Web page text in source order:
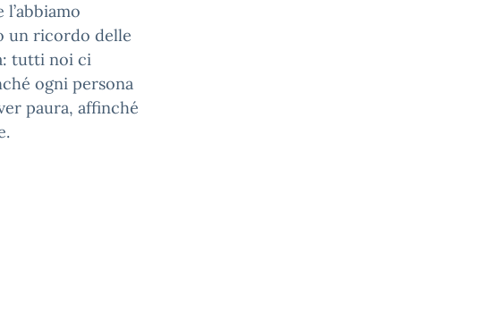
un ricordo delle
tutti noi ci
ogni persona
paura, affinché